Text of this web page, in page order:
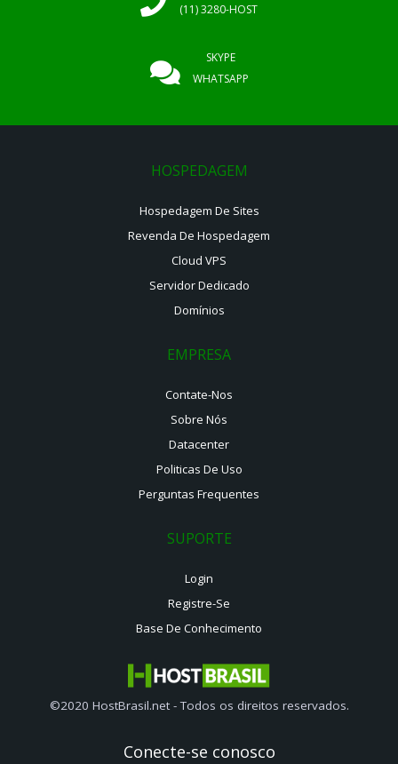
(11) 3280-HOST
SKYPE
WHATSAPP
HOSPEDAGEM
Hospedagem De Sites
Revenda De Hospedagem
Cloud VPS
Servidor Dedicado
Domínios
EMPRESA
Contate-Nos
Sobre Nós
Datacenter
Politicas De Uso
Perguntas Frequentes
SUPORTE
Login
Registre-Se
Base De Conhecimento
©2020 HostBrasil.net - Todos os direitos reservados.
Conecte-se conosco